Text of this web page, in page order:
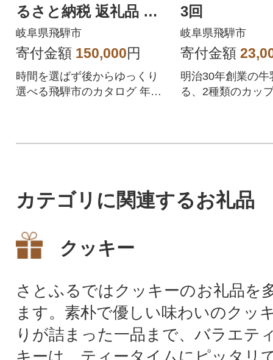
るさと納税 返礼品 カ
タログ 寄付金額15万
円
岐阜県飛騨市
寄付金額 150,000円
時間を選ばず後からゆっくり
選べる飛騨市のカタログ 年末
3回
岐阜県飛騨市
寄付金額
明治30年創業の牛
る、2種類のカッ
カテゴリに関連するお礼品
クッキー
さとふるではクッキーのお礼品を
ます。素朴で優しい味わいのクッ
りが詰まった一品まで、バラエテ
キーは、ティータイムにピッタリ